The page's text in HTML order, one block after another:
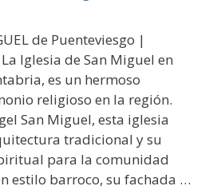
de Puenteviesgo |
Iglesia de San Miguel en
es un hermoso
religioso en la región.
San Miguel, esta iglesia
tradicional y su
para la comunidad
estilo barroco, su fachada …